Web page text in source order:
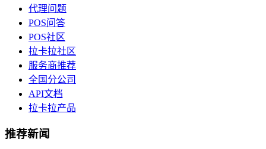
代理问题
POS问答
POS社区
拉卡拉社区
服务商推荐
全国分公司
API文档
拉卡拉产品
推荐新闻